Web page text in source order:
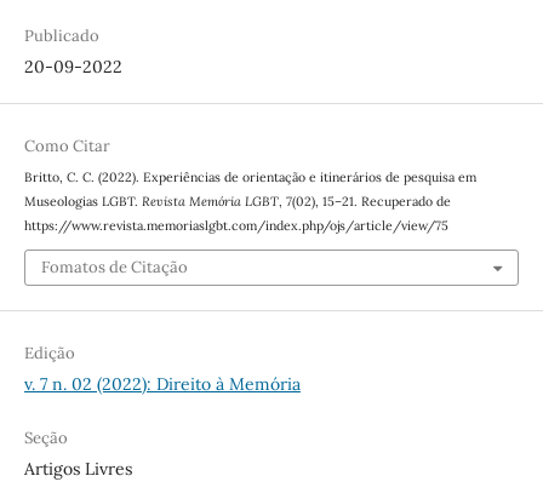
Publicado
20-09-2022
Como Citar
Britto, C. C. (2022). Experiências de orientação e itinerários de pesquisa em
Museologias LGBT. Revista Memória LGBT, 7(02), 15–21. Recuperado de
https://www.revista.memoriaslgbt.com/index.php/ojs/article/view/75
Fomatos de Citação
Edição
v. 7 n. 02 (2022): Direito à Memória
Seção
Artigos Livres